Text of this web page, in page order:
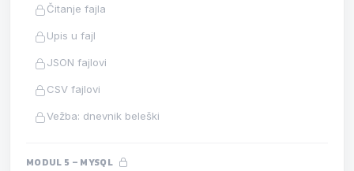
Čitanje fajla
Upis u fajl
JSON fajlovi
CSV fajlovi
Vežba: dnevnik beleški
MODUL 5 – MYSQL